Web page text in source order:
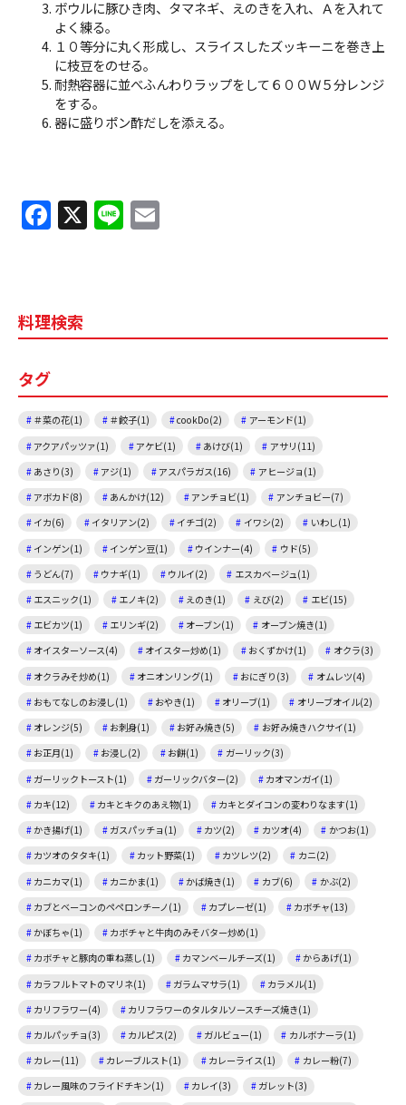
ボウルに豚ひき肉、タマネギ、えのきを入れ、Ａを入れて
よく練る。
１０等分に丸く形成し、スライスしたズッキーニを巻き上
に枝豆をのせる。
耐熱容器に並べふんわりラップをして６００Ｗ５分レンジ
をする。
器に盛りポン酢だしを添える。
F
a
b
o
k
X Li
n
料理検索
タグ
＃菜の花(1) ＃餃子(1) cookDo(2)
アーモンド(1)
アクアパッツァ(1)
アケビ(1) あけび(1)
アサリ(11)
あさり(3)
アジ(1) アスパラガス(16)
アヒージョ(1)
アボカド(8)
あんかけ(12) アンチョビ(1)
アンチョビー(7)
イカ(6)
イタリアン(2) イチゴ(2) イワシ(2)
いわし(1)
インゲン(1)
インゲン豆(1) ウインナー(4)
ウド(5)
うどん(7)
ウナギ(1) ウルイ(2)
エスカベージュ(1)
エスニック(1)
エノキ(2) えのき(1) えび(2)
エビ(15)
エビカツ(1)
エリンギ(2) オーブン(1)
オーブン焼き(1)
オイスターソース(4)
オイスター炒め(1) おくずかけ(1)
オクラ(3)
オクラみそ炒め(1)
オニオンリング(1) おにぎり(3)
オムレツ(4)
おもてなしのお浸し(1)
おやき(1) オリーブ(1)
オリーブオイル(2)
オレンジ(5)
お刺身(1) お好み焼き(5)
お好み焼きハクサイ(1)
お正月(1)
お浸し(2) お餅(1)
ガーリック(3)
ガーリックトースト(1)
ガーリックバター(2)
カオマンガイ(1)
カキ(12)
カキとキクのあえ物(1)
カキとダイコンの変わりなます(1)
かき揚げ(1)
ガスパッチョ(1) カツ(2) カツオ(4)
かつお(1)
カツオのタタキ(1)
カット野菜(1) カツレツ(2)
カニ(2)
カニカマ(1)
カニかま(1) かば焼き(1) カブ(6)
かぶ(2)
カブとベーコンのペペロンチーノ(1)
カプレーゼ(1)
カボチャ(13)
かぼちゃ(1)
カボチャと牛肉のみそバター炒め(1)
カボチャと豚肉の重ね蒸し(1)
カマンベールチーズ(1)
からあげ(1)
カラフルトマトのマリネ(1)
ガラムマサラ(1)
カラメル(1)
カリフラワー(4)
カリフラワーのタルタルソースチーズ焼き(1)
カルパッチョ(3)
カルピス(2) ガルビュー(1)
カルボナーラ(1)
カレー(11)
カレーブルスト(1) カレーライス(1)
カレー粉(7)
カレー風味のフライドチキン(1)
カレイ(3)
ガレット(3)